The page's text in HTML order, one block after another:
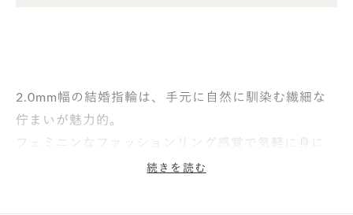
2.0mm幅の結婚指輪は、手元に自然に馴染む繊細な
佇まいが魅力的。
フェミニンなファッションリング感覚で気軽に身に
着けたい方や、圧迫感が少ないのでリングを着け慣れ
続きを読む